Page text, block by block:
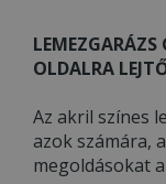
OLDALRA
Az akril színes
azok számára,
megoldásokat